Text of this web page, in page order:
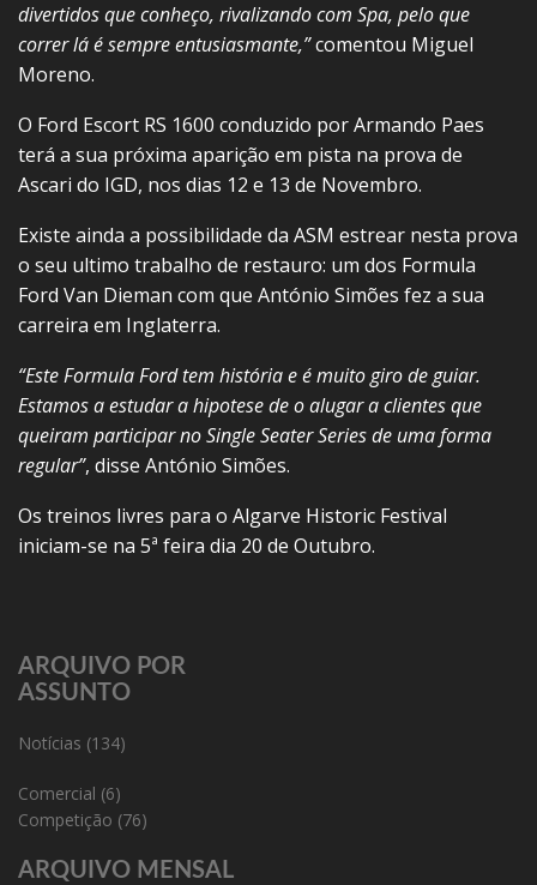
divertidos que conheço, rivalizando com Spa, pelo que
correr lá é sempre entusiasmante,”comentou Miguel
Moreno.
O Ford Escort RS 1600 conduzido por Armando Paes
terá a sua próxima aparição em pista na prova de
Ascari do IGD, nos dias 12 e 13 de Novembro.
Existe ainda a possibilidade da ASM estrear nesta prova
o seu ultimo trabalho de restauro: um dos Formula
Ford Van Dieman com que António Simões fez a sua
carreira em Inglaterra.
“Este Formula Ford tem história e é muito giro de guiar.
Estamos a estudar a hipotese de o alugar a clientes que
queiram participar no Single Seater Series de uma forma
regular”, disse António Simões.
Os treinos livres para o Algarve Historic Festival
iniciam-se na 5ª feira dia 20 de Outubro.
ARQUIVO POR
ASSUNTO
Notícias (134)
Comercial (6)
Competição (76)
ARQUIVO MENSAL